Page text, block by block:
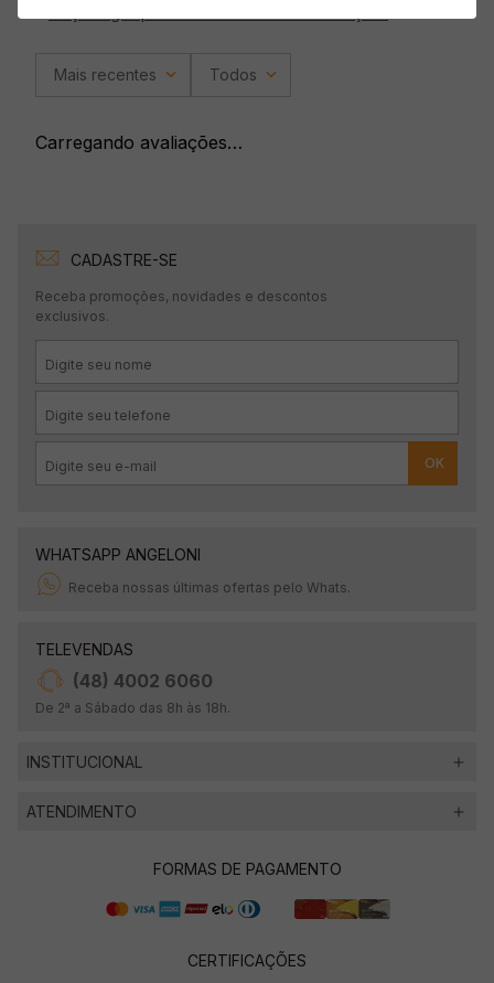
Mais recentes Todos
Carregando avaliações…
CADASTRE-SE
Receba promoções, novidades e descontos
exclusivos.
OK
WHATSAPP ANGELONI
Receba nossas últimas ofertas pelo Whats.
TELEVENDAS
(48) 4002 6060
De 2ª a Sábado das 8h às 18h.
INSTITUCIONAL
ATENDIMENTO
FORMAS DE PAGAMENTO
CERTIFICAÇÕES